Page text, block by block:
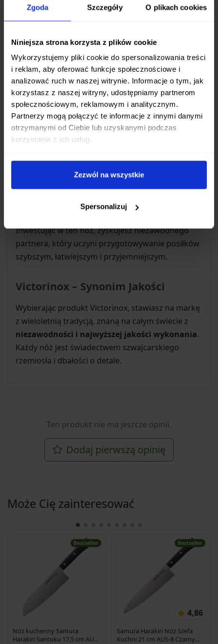
Zgoda Szczegóły O plikach cookies
Niniejsza strona korzysta z plików cookie
Wykorzystujemy pliki cookie do spersonalizowania treści
i reklam, aby oferować funkcje społecznościowe i
analizować ruch w naszej witrynie. Informacje o tym, jak
korzystasz z naszej witryny, udostępniamy partnerom
społecznościowym, reklamowym i analitycznym.
Partnerzy mogą połączyć te informacje z innymi danymi
otrzymanymi od Ciebie lub uzyskanymi podczas
korzystania z ich usług.
Zezwól na wszystkie
Spersonalizuj
tradycyjnego materiału z nowoczesną formą
tworzy narzędzie, które jest zarówno piękne, jak i
Wszechstronny pomocnik w kuchni
Nóż szefa kuchni tonajbardziej uniwersalne
narzędziedla każdego kucharza – amatora i
profesjonalisty. Model Swiss Modern 20cm
doskonale sprawdzi się do:
Krojenia i plastrowania mięsa
Porcjowania ryb
Inwestując w ten nóż, zyskujesz niezawodnego
partnera, który uczyni przygotowywanie posiłków
szybszym, łatwiejszym i przyjemniejszym.
Victorinox – Synonim Jakości
Wybierając produkt Victorinox, stawiasz na markę
z wieloletnią tradycją, znaną na całym świecie z
niezawodności i najwyższej jakości wykonania.
Każdy nóż jest świadectwem szwajcarskiego
rzemiosła i dbałości o detale.
Ten produkt nie ma jeszcze opinii.
Dodaj pierwszą opinię
Może Cię zainteresować
Bestseller
Nóż kuchenny Samura
Harakiri Santoku 17,5 cm AUS-
Bestseller
4,86
Samura Harakiri Nóż Szefa
Kuchni 21 cm AUS-8 Czarny